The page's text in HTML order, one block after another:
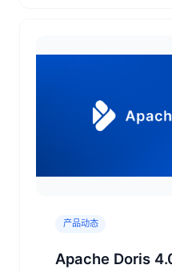
产品动态
Apache Doris